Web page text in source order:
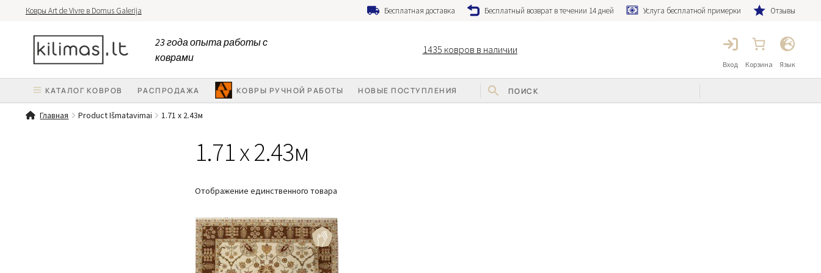
Ковры Art de Vivre в Domus Galerija Бесплатная доставка Бесплатный возврат в течении 14 дней Услуга бесплатной примерки Отзывы
навигации
содержимому
23 года опыта работы с
коврами
1435 ковров в наличии
Вход Корзина Язык
КАТАЛОГ КОВРОВ PАСПРОДАЖА КОВРЫ РУЧНОЙ РАБОТЫ НОВЫЕ ПОСТУПЛЕНИЯ
Главная Product Išmatavimai 1.71 x 2.43м
1.71 x 2.43м
Отображение единственного товара